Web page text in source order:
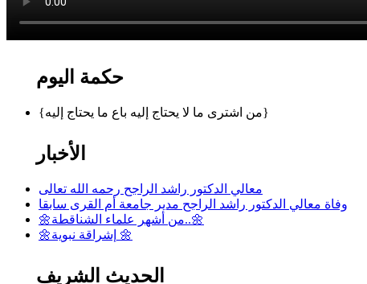
حكمة اليوم
{من اشترى ما لا يحتاج إليه باع ما يحتاج إليه}
الأخبار
معالي الدكتور راشد الراجح رحمه الله تعالى
وفاة معالي الدكتور راشد الراجح مدير جامعة أم القرى سابقا
🌼من أشهر علماء الشناقطة..🌼
🌼إشراقة نبوية 🌼
الحديث الشريف